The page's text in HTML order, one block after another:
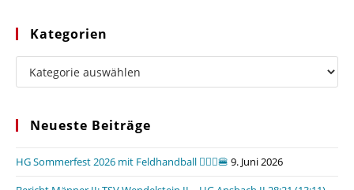
Kategorien
Kategorien
Neueste Beiträge
HG Sommerfest 2026 mit Feldhandball 🤾🏼‍♂️🍔 9. Juni 2026